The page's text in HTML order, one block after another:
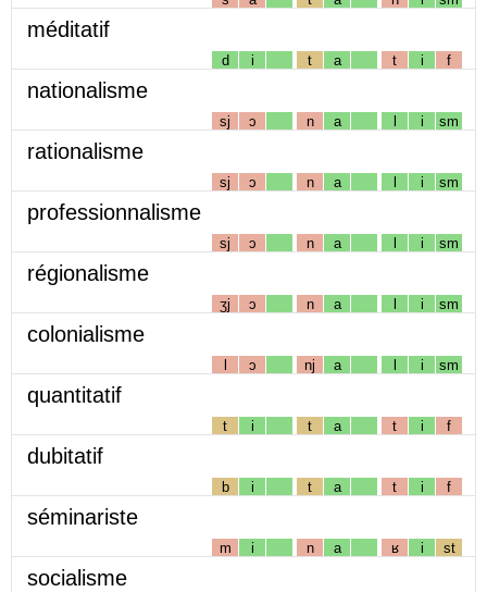
méditatif
d i t a t i f
nationalisme
sj ɔ n a l i sm
rationalisme
sj ɔ n a l i sm
professionnalisme
sj ɔ n a l i sm
régionalisme
ʒj ɔ n a l i sm
colonialisme
l ɔ nj a l i sm
quantitatif
t i t a t i f
dubitatif
b i t a t i f
séminariste
m i n a ʁ i st
socialisme